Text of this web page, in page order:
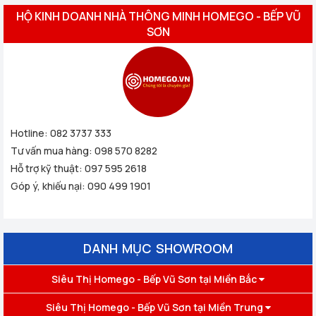
HỘ KINH DOANH NHÀ THÔNG MINH HOMEGO - BẾP VŨ
SƠN
Hotline: 082 3737 333
Tư vấn mua hàng: 098 570 8282
Hỗ trợ kỹ thuật: 097 595 2618
Góp ý, khiếu nại: 090 499 1901
DANH MỤC SHOWROOM
Siêu Thị Homego - Bếp Vũ Sơn tại Miền Bắc
Siêu Thị Homego - Bếp Vũ Sơn tại Miền Trung